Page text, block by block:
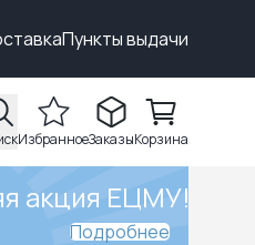
Пункты выдачи
ИзбранноеЗаказыКорзина
акция ЕЦМУ!
Подробнее